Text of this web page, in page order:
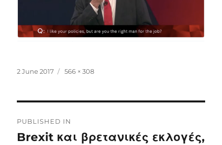
Posted
2 June 2017
Full
566 × 308
navigation
PUBLISHED IN
Brexit και βρετανικές εκλογές,